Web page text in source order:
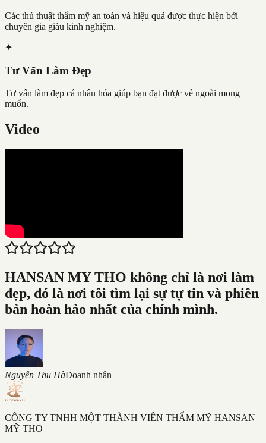
Các thủ thuật thẩm mỹ an toàn và hiệu quả được thực hiện bởi
chuyên gia giàu kinh nghiệm.
✦
Tư Vấn Làm Đẹp
Tư vấn làm đẹp cá nhân hóa giúp bạn đạt được vẻ ngoài mong
muốn.
Video
HANSAN MY THO không chỉ là nơi làm
đẹp, đó là nơi tôi tìm lại sự tự tin và phiên
bản hoàn hảo nhất của chính mình.
Nguyễn Thu HàDoanh nhân
CÔNG TY TNHH MỘT THÀNH VIÊN THẨM MỸ HANSAN
MỸ THO